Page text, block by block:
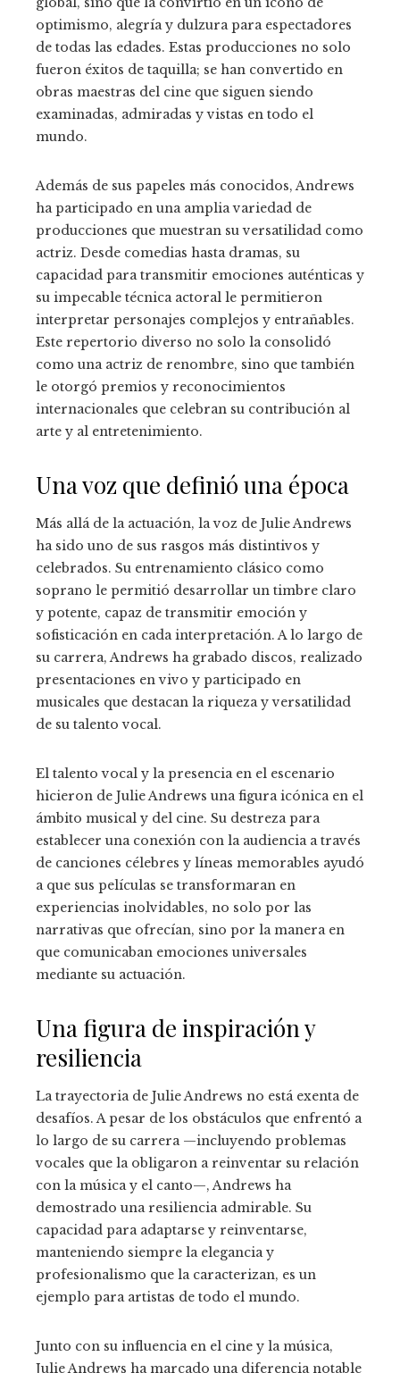
optimismo, alegría y dulzura para espectadores
de todas las edades. Estas producciones no solo
fueron éxitos de taquilla; se han convertido en
obras maestras del cine que siguen siendo
examinadas, admiradas y vistas en todo el
mundo.
Además de sus papeles más conocidos, Andrews
ha participado en una amplia variedad de
producciones que muestran su versatilidad como
actriz. Desde comedias hasta dramas, su
capacidad para transmitir emociones auténticas y
su impecable técnica actoral le permitieron
interpretar personajes complejos y entrañables.
Este repertorio diverso no solo la consolidó
como una actriz de renombre, sino que también
le otorgó premios y reconocimientos
internacionales que celebran su contribución al
arte y al entretenimiento.
Una voz que definió una época
Más allá de la actuación, la voz de Julie Andrews
ha sido uno de sus rasgos más distintivos y
celebrados. Su entrenamiento clásico como
soprano le permitió desarrollar un timbre claro
y potente, capaz de transmitir emoción y
sofisticación en cada interpretación. A lo largo de
su carrera, Andrews ha grabado discos, realizado
presentaciones en vivo y participado en
musicales que destacan la riqueza y versatilidad
de su talento vocal.
El talento vocal y la presencia en el escenario
hicieron de Julie Andrews una figura icónica en el
ámbito musical y del cine. Su destreza para
establecer una conexión con la audiencia a través
de canciones célebres y líneas memorables ayudó
a que sus películas se transformaran en
experiencias inolvidables, no solo por las
narrativas que ofrecían, sino por la manera en
que comunicaban emociones universales
mediante su actuación.
Una figura de inspiración y
resiliencia
La trayectoria de Julie Andrews no está exenta de
desafíos. A pesar de los obstáculos que enfrentó a
lo largo de su carrera —incluyendo problemas
vocales que la obligaron a reinventar su relación
con la música y el canto—, Andrews ha
demostrado una resiliencia admirable. Su
capacidad para adaptarse y reinventarse,
manteniendo siempre la elegancia y
profesionalismo que la caracterizan, es un
ejemplo para artistas de todo el mundo.
Junto con su influencia en el cine y la música,
Julie Andrews ha marcado una diferencia notable